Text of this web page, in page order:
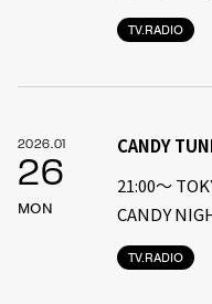
TV.RADIO
2026.01
26
MON
TV.RADIO
CANDY
21:00〜
CANDY